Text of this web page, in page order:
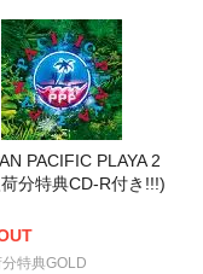
PACIFIC PLAYA 2
分特典CD-R付き!!!)
特典GOLD